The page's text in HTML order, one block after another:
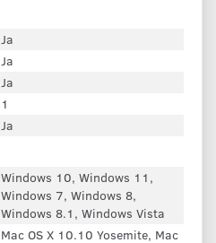
Ja
Ja
Ja
1
Ja
Windows 10, Windows 11,
Windows 7, Windows 8,
Windows 8.1, Windows Vista
Mac OS X 10.10 Yosemite, Mac